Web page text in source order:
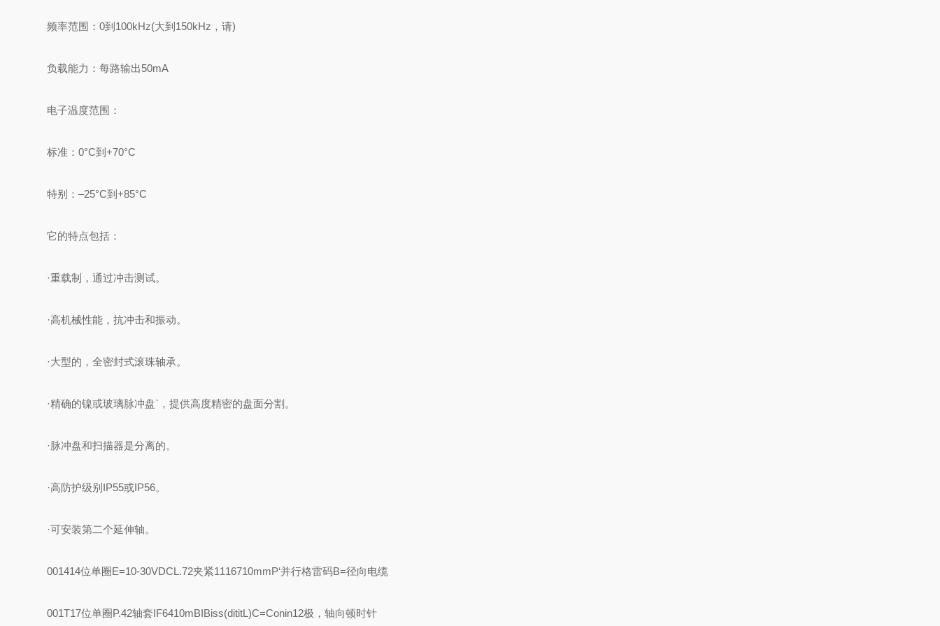
频率范围：0到100kHz(大到150kHz，请)
负载能力：每路输出50mA
电子温度范围：
标准：0°C到+70°C
特别：–25°C到+85°C
它的特点包括：
·重载制，通过冲击测试。
·高机械性能，抗冲击和振动。
·大型的，全密封式滚珠轴承。
·精确的镍或玻璃脉冲盘`，提供高度精密的盘面分割。
·脉冲盘和扫描器是分离的。
·高防护级别IP55或IP56。
·可安装第二个延伸轴。
001414位单圈E=10-30VDCL.72夹紧1116710mmP‘并行格雷码B=径向电缆
001T17位单圈P.42轴套IF6410mBIBiss(dititL)C=Conin12极，轴向顿时针